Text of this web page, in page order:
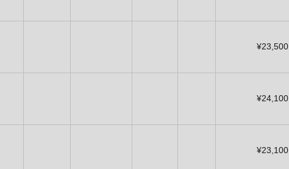
¥23,500
¥24,100
¥23,100